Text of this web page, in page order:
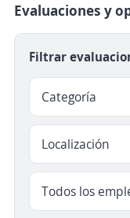
Evaluaciones y
Filtrar